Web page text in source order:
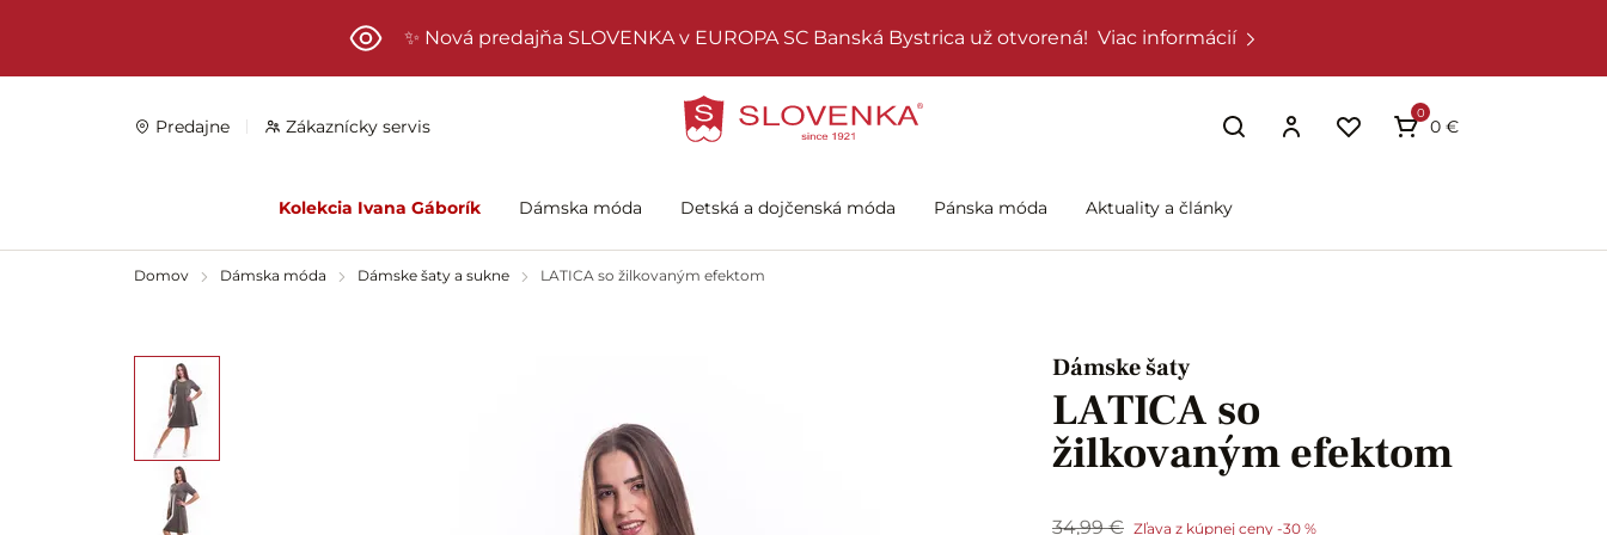
✨ Nová predajňa SLOVENKA v EUROPA SC Banská Bystrica už otvorená! Viac informácií
Predajne Zákaznícky servis
0
0 €
Kolekcia Ivana Gáborík Dámska móda Detská a dojčenská móda Pánska móda Aktuality a články
Domov Dámska móda Dámske šaty a sukne LATICA so žilkovaným efektom
Dámske šaty
LATICA so
žilkovaným efektom
34,99 € Zľava z kúpnej ceny -30 %